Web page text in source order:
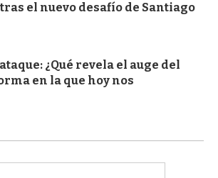
el nuevo desafío de Santiago
¿Qué revela el auge del
en la que hoy nos